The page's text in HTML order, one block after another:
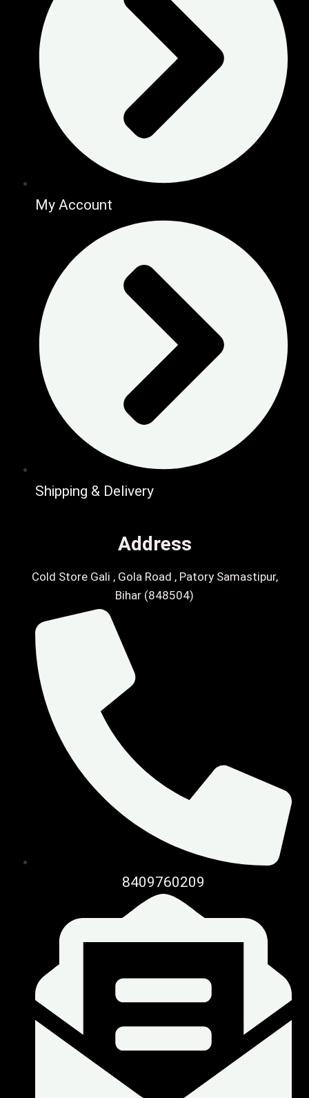
My Account
Shipping & Delivery
Address
Cold Store Gali , Gola Road , Patory Samastipur,
Bihar (848504)
8409760209